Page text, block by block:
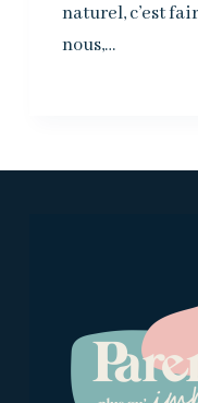
naturel, c’est
nous,…